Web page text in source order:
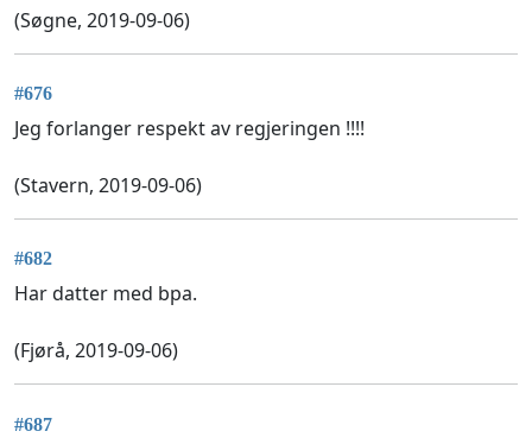
(Søgne, 2019-09-06)
#676
Jeg forlanger respekt av regjeringen !!!!
(Stavern, 2019-09-06)
#682
Har datter med bpa.
(Fjørå, 2019-09-06)
#687